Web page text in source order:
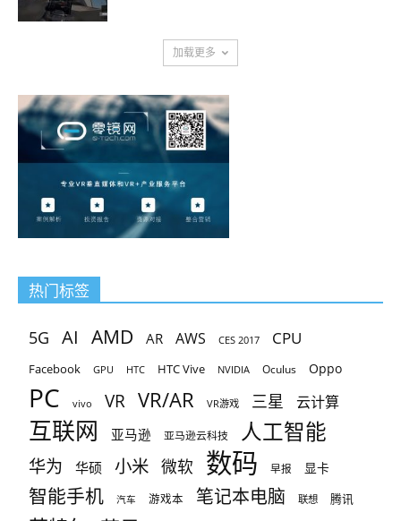
加载更多
热门标签
5G AI AMD AR AWS CES 2017 CPU
Facebook GPU HTC HTC Vive NVIDIA Oculus Oppo
PC vivo VR VR/AR VR游戏 三星 云计算
互联网 亚马逊 亚马逊云科技 人工智能
华为 华硕 小米 微软 数码 早报 显卡
智能手机 汽车 游戏本 笔记本电脑 联想 腾讯